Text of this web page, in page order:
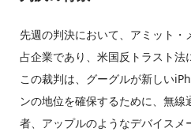
先週の判決において、アミット・
占企業であり、米国反トラスト法
この裁判は、グーグルが新しい
ンの地位を確保するために、無
者、アップルのようなデバイスメ